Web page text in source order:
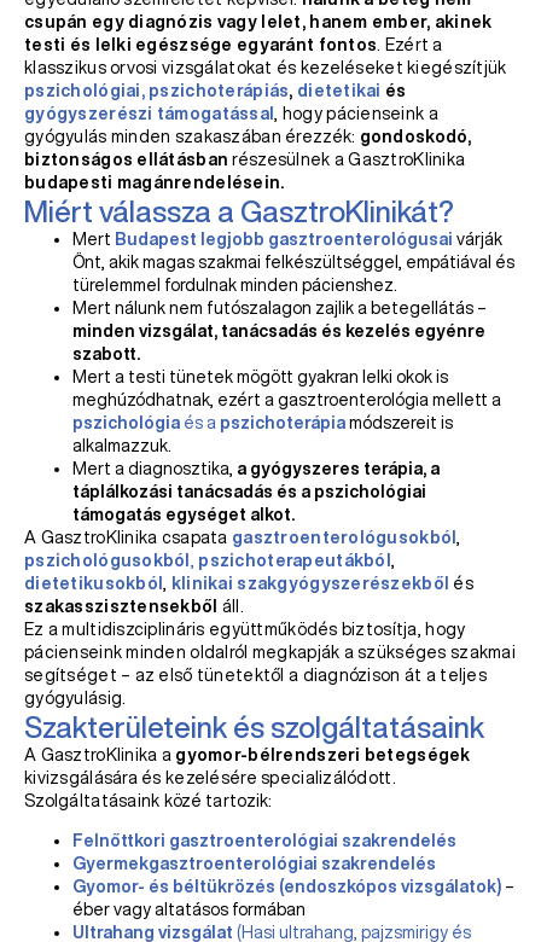
csupán egy diagnózis vagy lelet, hanem ember, akinek
testi és lelki egészsége egyaránt fontos. Ezért a
klasszikus orvosi vizsgálatokat és kezeléseket kiegészítjük
pszichológiai, pszichoterápiás, dietetikai és
gyógyszerészi támogatással , hogy pácienseink a
gyógyulás minden szakaszában érezzék: gondoskodó,
biztonságos ellátásban részesülnek a GasztroKlinika
budapesti magánrendelésein.
Miért válassza a GasztroKlinikát?
Mert Budapest legjobb gasztroenterológusai várják
Önt, akik magas szakmai felkészültséggel, empátiával és
türelemmel fordulnak minden pácienshez.
Mert nálunk nem futószalagon zajlik a betegellátás –
minden vizsgálat, tanácsadás és kezelés egyénre
szabott.
Mert a testi tünetek mögött gyakran lelki okok is
meghúzódhatnak, ezért a gasztroenterológia mellett a
pszichológia és a pszichoterápia módszereit is
alkalmazzuk.
Mert a diagnosztika, a gyógyszeres terápia, a
táplálkozási tanácsadás és a pszichológiai
támogatás egységet alkot.
A GasztroKlinika csapata gasztroenterológusokból ,
pszichológusokból
pszichoterapeutákból ,
dietetikusokból , klinikai szakgyógyszerészekből
és
szakasszisztensekből
áll.
Ez a multidiszciplináris együttműködés biztosítja, hogy
pácienseink minden oldalról megkapják a szükséges szakmai
segítséget – az első tünetektől a diagnózison át a teljes
gyógyulásig.
Szakterületeink és szolgáltatásaink
A GasztroKlinika a gyomor-bélrendszeri betegségek
kivizsgálására és kezelésére specializálódott.
Szolgáltatásaink közé tartozik:
Felnőttkori gasztroenterológiai szakrendelés
Gyermekgasztroenterológiai szakrendelés
Gyomor- és béltükrözés (endoszkópos vizsgálatok) –
éber vagy altatásos formában
Ultrahang vizsgálat (Hasi ultrahang, pajzsmirigy és